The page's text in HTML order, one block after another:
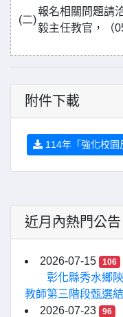
(二)
報名相關問題請
毅主任教官，（
附件下載
114年「強化校
近月內熱門公告
2026-07-15 106
彰化縣秀水鄉
教師第三階段甄選
2026-07-23
96